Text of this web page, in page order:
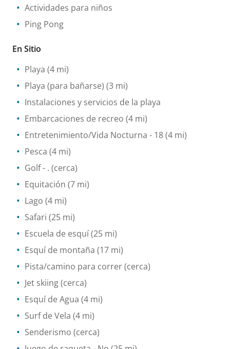
Actividades para niños
Ping Pong
En Sitio
Playa (4 mi)
Playa (para bañarse) (3 mi)
Instalaciones y servicios de la playa
Embarcaciones de recreo (4 mi)
Entretenimiento/Vida Nocturna - 18(4 mi)
Pesca (4 mi)
Golf- . (cerca)
Equitación (7 mi)
Lago (4 mi)
Safari (25 mi)
Escuela de esquí(25 mi)
Esquí de montaña (17 mi)
Pista/camino para correr(cerca)
Jet skiing(cerca)
Esquí de Agua (4 mi)
Surf de Vela (4 mi)
Senderismo (cerca)